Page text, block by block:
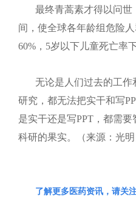
最终青蒿素才得以问世
间，使全球各年龄组危险
60% ， 5岁以下儿童死亡率
无论是人们过去的工
研究，都无法把实干和写
是实干还是写PPT ，都需
科研的果实。（来源：光
了解更多医药资讯，请关